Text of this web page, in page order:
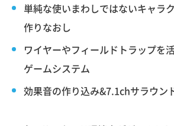
単純な使いまわしではないキャラ
作りなおし
ワイヤーやフィールドトラップを
ゲームシステム
効果音の作り込み&7.1chサラウン